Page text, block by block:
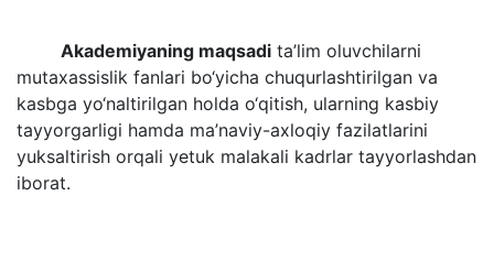
Akademiyaning maqsadi ta’lim oluvchilarni
mutaxassislik fanlari bo‘yicha chuqurlashtirilgan va
kasbga yo‘naltirilgan holda o‘qitish, ularning kasbiy
tayyorgarligi hamda ma’naviy-axloqiy fazilatlarini
yuksaltirish orqali yetuk malakali kadrlar tayyorlashdan
iborat.